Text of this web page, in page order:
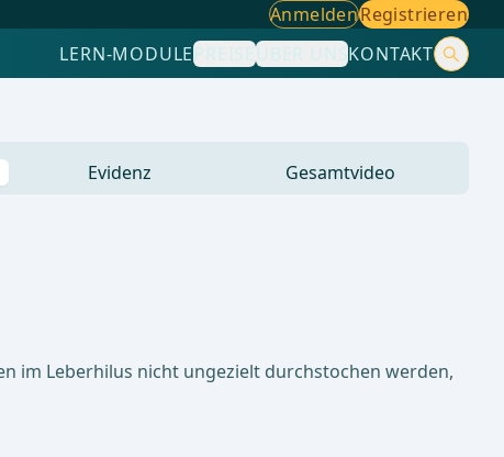
AnmeldenRegistrieren
LERN-MODULEPREISEÜBER UNSKONTAKT
Evidenz Gesamtvideo
im Leberhilus nicht ungezielt durchstochen werden,